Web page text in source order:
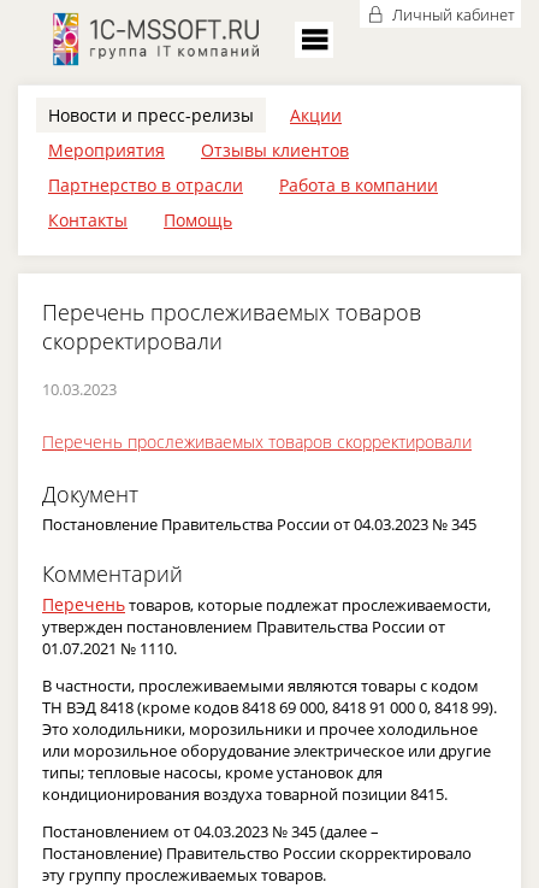
Личный кабинет
Новости и пресс-релизы
Акции
Мероприятия
Отзывы клиентов
Партнерство в отрасли
Работа в компании
Контакты
Помощь
Перечень прослеживаемых товаров
скорректировали
10.03.2023
Перечень прослеживаемых товаров скорректировали
Документ
Постановление Правительства России от 04.03.2023 № 345
Комментарий
Переченьтоваров, которые подлежат прослеживаемости,
утвержден постановлением Правительства России от
01.07.2021 № 1110.
В частности, прослеживаемыми являются товары с кодом
ТН ВЭД 8418 (кроме кодов 8418 69 000, 8418 91 000 0, 8418 99).
Это холодильники, морозильники и прочее холодильное
или морозильное оборудование электрическое или другие
типы; тепловые насосы, кроме установок для
кондиционирования воздуха товарной позиции 8415.
Постановлением от 04.03.2023 № 345 (далее –
Постановление) Правительство России скорректировало
эту группу прослеживаемых товаров.